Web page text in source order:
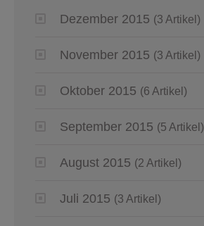
Dezember 2015 (3 Artikel)
November 2015 (3 Artikel)
Oktober 2015 (6 Artikel)
September 2015 (5 Artikel)
August 2015 (2 Artikel)
Juli 2015 (3 Artikel)